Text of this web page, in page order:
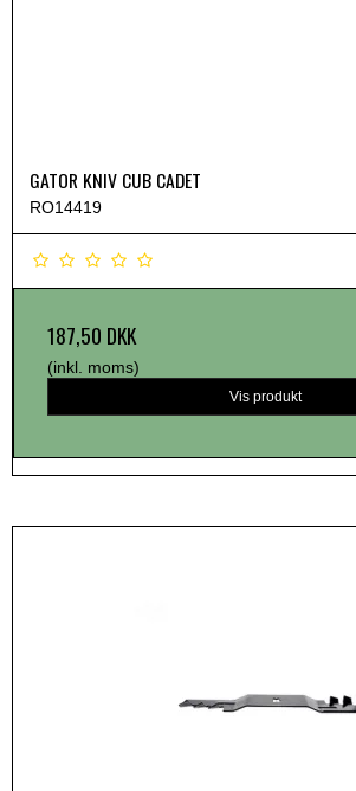
GATOR KNIV CUB CADET
RO14419
187,50 DKK
(inkl. moms)
Vis produkt